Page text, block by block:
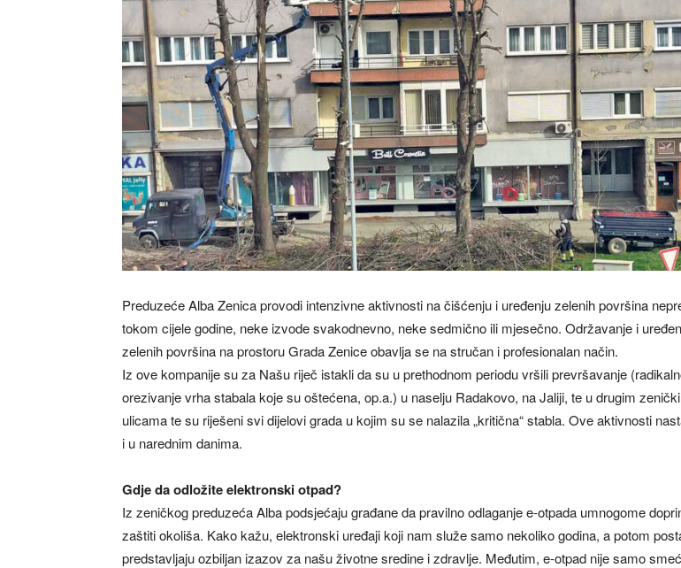
Preduzeće Alba Zenica provodi intenzivne aktivnosti na čišćenju i uređenju zelenih površina
tokom cijele godine, neke izvode svakodnevno, neke sedmično ili mjesečno. Održavanje i
zelenih površina na prostoru Grada Zenice obavlja se na stručan i profesionalan način.
Iz ove kompanije su za Našu riječ istakli da su u prethodnom periodu vršili prevršavanje
orezivanje vrha stabala koje su oštećena, op.a.) u naselju Radakovo, na Jaliji, te u drugim
ulicama te su riješeni svi dijelovi grada u kojim su se nalazila „kritična“ stabla. Ove aktivnosti
i u narednim danima.
Gdje da odložite elektronski otpad?
Iz zeničkog preduzeća Alba podsjećaju građane da pravilno odlaganje e-otpada umnogome
zaštiti okoliša. Kako kažu, elektronski uređaji koji nam služe samo nekoliko godina, a potom
predstavljaju ozbiljan izazov za našu životne sredine i zdravlje. Međutim, e-otpad nije samo